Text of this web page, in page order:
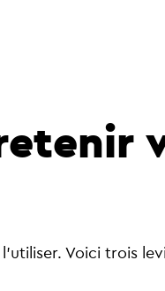
Voici trois